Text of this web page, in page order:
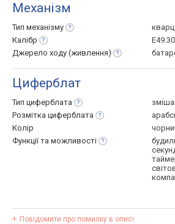
Механізм
Тип механізму
Калібр
Джерело ходу (живлення)
Циферблат
Тип циферблата
Розмітка циферблата
Колір
Функції та можливості
Повідомити про помилку в описі